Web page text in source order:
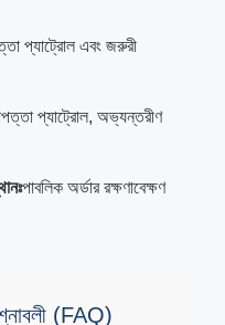
প্যাট্রোল এবং জরুরী
প্যাট্রোল, অভ্যন্তরীণ
পাবলিক অর্ডার রক্ষণাবেক্ষণ
(FAQ)